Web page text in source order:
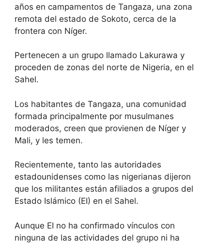
años en campamentos de Tangaza, una zona
remota del estado de Sokoto, cerca de la
frontera con Níger.
Pertenecen a un grupo llamado Lakurawa y
proceden de zonas del norte de Nigeria, en el
Sahel.
Los habitantes de Tangaza, una comunidad
formada principalmente por musulmanes
moderados, creen que provienen de Níger y
Mali, y les temen.
Recientemente, tanto las autoridades
estadounidenses como las nigerianas dijeron
que los militantes están afiliados a grupos del
Estado Islámico (EI) en el Sahel.
Aunque EI no ha confirmado vínculos con
ninguna de las actividades del grupo ni ha